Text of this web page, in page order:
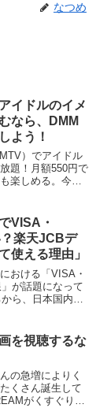
なつめ
イドルのイメ
なら、DMM
よう！
）でアイドル
題！月額550円で
楽しめる。今な
VISA・
楽天JCBデ
使える理由」
おける「VISA・
が話題になって
ら、日本国内で
が使えない…」と
いのではないで
目されているの
ド。年会費無
可能で、代替手
ます。さらに明
を視聴するな
の急増によりく
くさん誕生して
がくすぐりメ